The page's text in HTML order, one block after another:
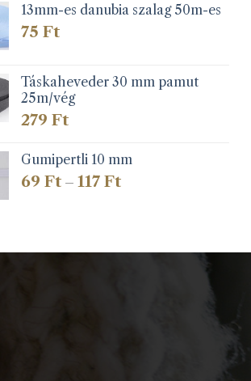
13mm-es danubia szalag 50m-es
75Ft
Táskaheveder 30 mm pamut
25m/vég
279Ft
Gumipertli 10 mm
69Ft – 117FtÁrtartomány: